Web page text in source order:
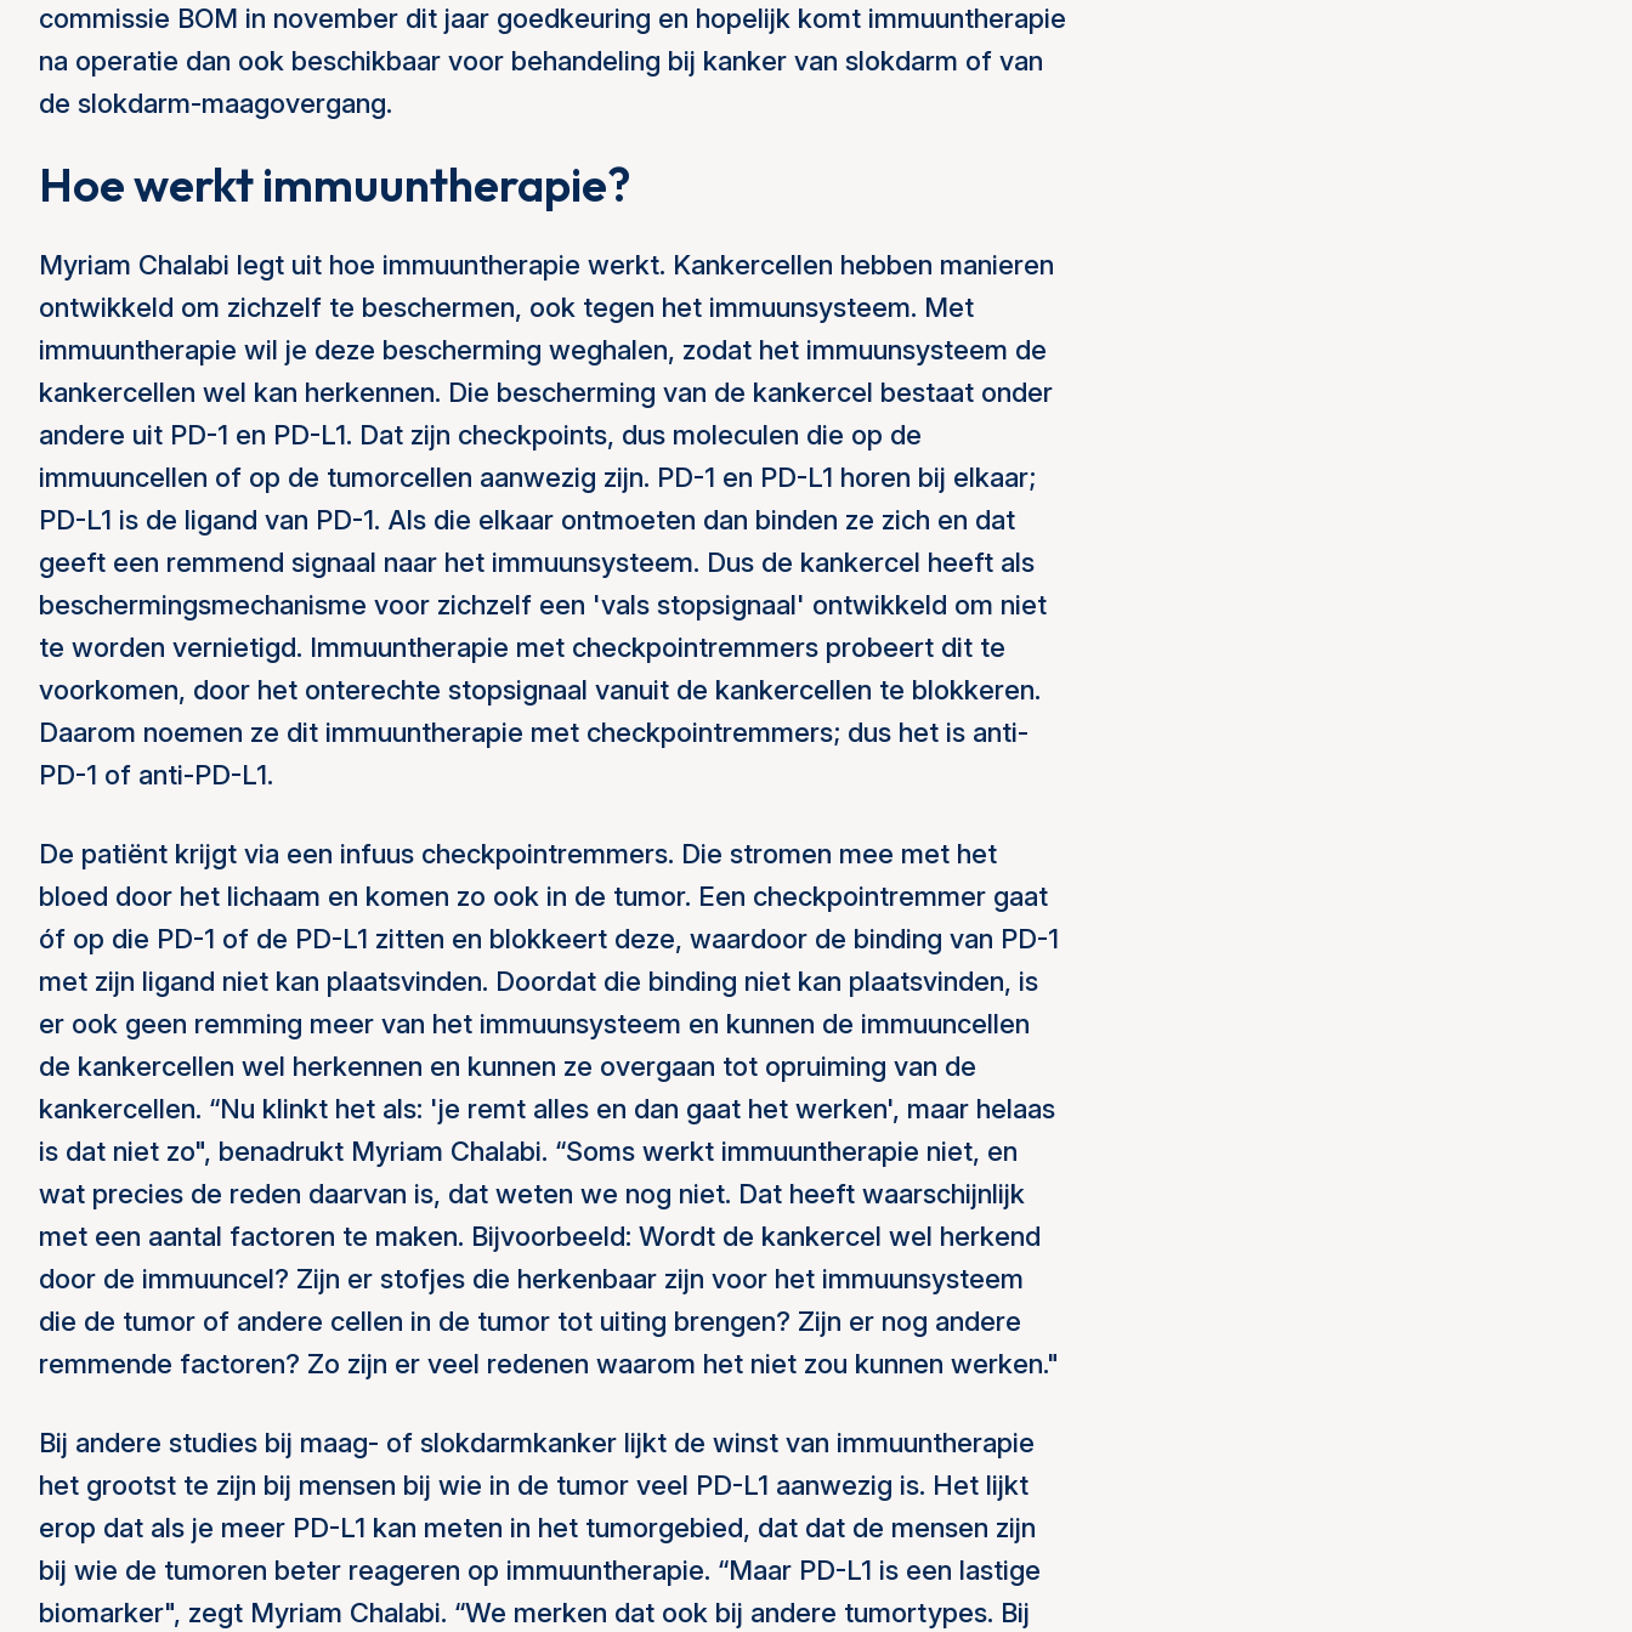
commissie BOM in november dit jaar goedkeuring en hopelijk komt immuuntherapie
na operatie dan ook beschikbaar voor behandeling bij kanker van slokdarm of van
de slokdarm-maagovergang.
Hoe werkt immuuntherapie?
Myriam Chalabi legt uit hoe immuuntherapie werkt. Kankercellen hebben manieren
ontwikkeld om zichzelf te beschermen, ook tegen het immuunsysteem. Met
immuuntherapie wil je deze bescherming weghalen, zodat het immuunsysteem de
kankercellen wel kan herkennen. Die bescherming van de kankercel bestaat onder
andere uit PD-1 en PD-L1. Dat zijn checkpoints, dus moleculen die op de
immuuncellen of op de tumorcellen aanwezig zijn. PD-1 en PD-L1 horen bij elkaar;
PD-L1 is de ligand van PD-1. Als die elkaar ontmoeten dan binden ze zich en dat
geeft een remmend signaal naar het immuunsysteem. Dus de kankercel heeft als
beschermingsmechanisme voor zichzelf een 'vals stopsignaal' ontwikkeld om niet
te worden vernietigd. Immuuntherapie met checkpointremmers probeert dit te
voorkomen, door het onterechte stopsignaal vanuit de kankercellen te blokkeren.
Daarom noemen ze dit immuuntherapie met checkpointremmers; dus het is anti-
PD-1 of anti-PD-L1.
De patiënt krijgt via een infuus checkpointremmers. Die stromen mee met het
bloed door het lichaam en komen zo ook in de tumor. Een checkpointremmer gaat
óf op die PD-1 of de PD-L1 zitten en blokkeert deze, waardoor de binding van PD-1
met zijn ligand niet kan plaatsvinden. Doordat die binding niet kan plaatsvinden, is
er ook geen remming meer van het immuunsysteem en kunnen de immuuncellen
de kankercellen wel herkennen en kunnen ze overgaan tot opruiming van de
kankercellen. “Nu klinkt het als: 'je remt alles en dan gaat het werken', maar helaas
is dat niet zo", benadrukt Myriam Chalabi. “Soms werkt immuuntherapie niet, en
wat precies de reden daarvan is, dat weten we nog niet. Dat heeft waarschijnlijk
met een aantal factoren te maken. Bijvoorbeeld: Wordt de kankercel wel herkend
door de immuuncel? Zijn er stofjes die herkenbaar zijn voor het immuunsysteem
die de tumor of andere cellen in de tumor tot uiting brengen? Zijn er nog andere
remmende factoren? Zo zijn er veel redenen waarom het niet zou kunnen werken."
Bij andere studies bij maag- of slokdarmkanker lijkt de winst van immuuntherapie
het grootst te zijn bij mensen bij wie in de tumor veel PD-L1 aanwezig is. Het lijkt
erop dat als je meer PD-L1 kan meten in het tumorgebied, dat dat de mensen zijn
bij wie de tumoren beter reageren op immuuntherapie. “Maar PD-L1 is een lastige
biomarker", zegt Myriam Chalabi. “We merken dat ook bij andere tumortypes. Bij